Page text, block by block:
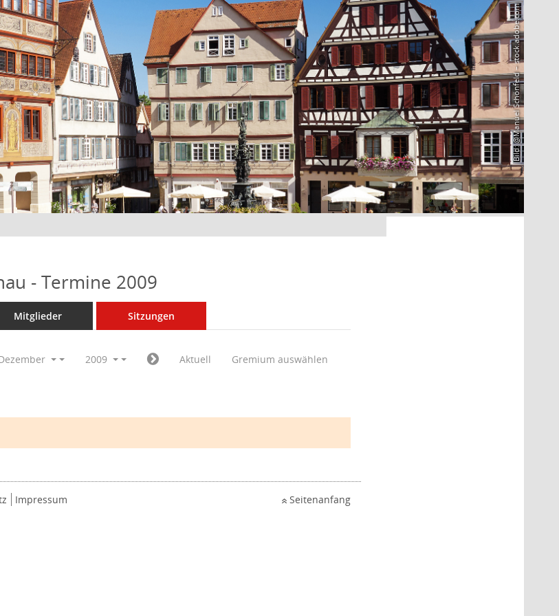
Bild: @Manuel Schönfeld – stock.adobe.com
- Termine 2009
Mitglieder Sitzungen
2009 Aktuell Gremium auswählen
Impressum Seitenanfang